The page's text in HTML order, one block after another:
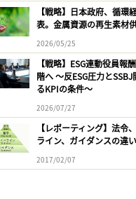
【戦略】日本政府、循環
表。金属資源の再生素材
2026/05/25
【戦略】ESG連動役員報
階へ 〜反ESG圧力と
るKPIの条件〜
2026/07/27
【レポーティング】法令
ライン、ガイダンスの違い
2017/02/07